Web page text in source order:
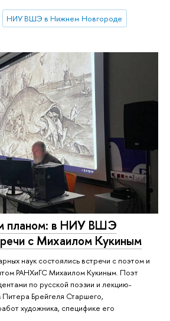
НИУ ВШЭ в Нижнем Новгороде
планом: в НИУ ВШЭ
с Михаилом Кукиным
наук состоялись встречи с поэтом и
РАНХиГС Михаилом Кукиным. Поэт
по русской поэзии и лекцию-
Питера Брейгеля Старшего,
художника, специфике его